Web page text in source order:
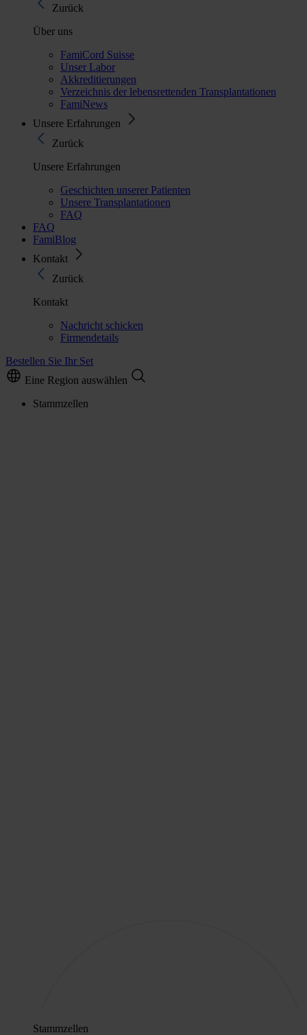
Zurück
Über uns
FamiCord Suisse
Unser Labor
Akkreditierungen
Verzeichnis der lebensrettenden Transplantationen
FamiNews
Unsere Erfahrungen
Zurück
Unsere Erfahrungen
Geschichten unserer Patienten
Unsere Transplantationen
FAQ
FAQ
FamiBlog
Kontakt
Zurück
Kontakt
Nachricht schicken
Firmendetails
Bestellen Sie Ihr Set
Eine Region auswählen
Stammzellen
Stammzellen